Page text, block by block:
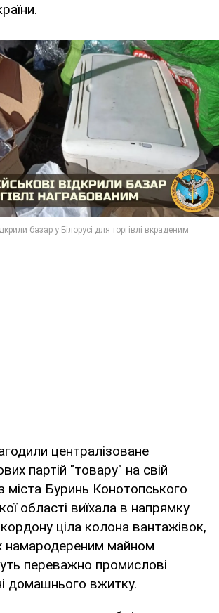
централізоване
партій "товару" на свій
міста Буринь Конотопського
області виїхала в напрямку
ціла колона вантажівок,
намародереним майном
переважно промислові
домашнього вжитку.